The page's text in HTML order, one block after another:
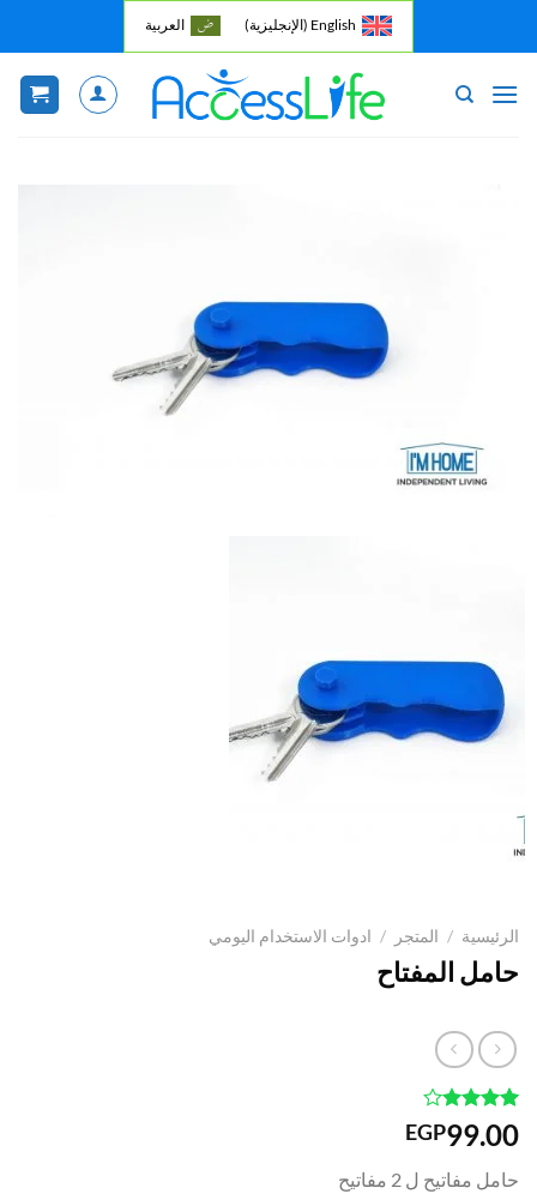
English
(الإنجليزية) العربية
الرئيسية / المتجر / ادوات الاستخدام اليومي
حامل المفتاح
تم تقييم
4من
2
من
EGP99.00
حامل مفاتيح ل 2 مفاتيح